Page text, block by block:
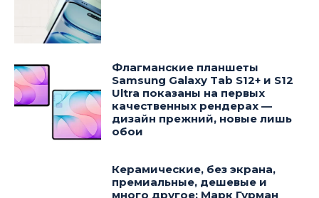
Флагманские планшеты
Samsung Galaxy Tab S12+ и S12
Ultra показаны на первых
качественных рендерах —
дизайн прежний, новые лишь
обои
Керамические, без экрана,
премиальные, дешевые и
много другое: Марк Гурман